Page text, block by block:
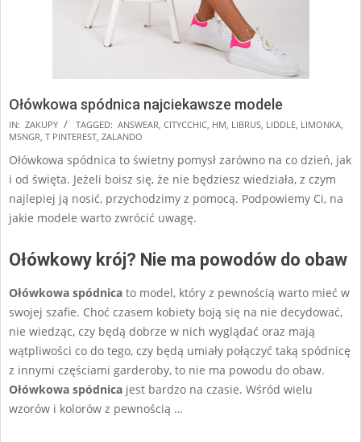
Ołówkowa spódnica najciekawsze modele
2024-
12-
17
IN: ZAKUPY TAGGED: ANSWEAR CITYCCHIC HM LIBRUS LIDDLE LIMONKA
MSNGR T PINTEREST ZALANDO
Ołówkowa spódnica to świetny pomysł zarówno na co dzień, jak
i od święta. Jeżeli boisz się, że nie będziesz wiedziała, z czym
najlepiej ją nosić, przychodzimy z pomocą. Podpowiemy Ci, na
jakie modele warto zwrócić uwagę.
Ołówkowy krój? Nie ma powodów do obaw
Ołówkowa spódnica to model, który z pewnością warto mieć w
swojej szafie. Choć czasem kobiety boją się na nie decydować,
nie wiedząc, czy będą dobrze w nich wyglądać oraz mają
wątpliwości co do tego, czy będą umiały połączyć taką spódnicę
z innymi częściami garderoby, to nie ma powodu do obaw.
Ołówkowa spódnica jest bardzo na czasie. Wśród wielu
wzorów i kolorów z pewnością …